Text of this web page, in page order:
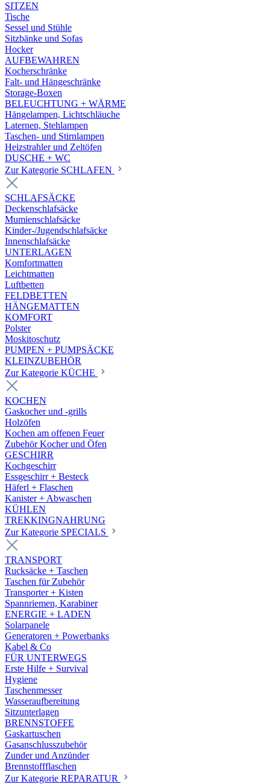
SITZEN
Tische
Sessel und Stühle
Sitzbänke und Sofas
Hocker
AUFBEWAHREN
Kocherschränke
Falt- und Hängeschränke
Storage-Boxen
BELEUCHTUNG + WÄRME
Hängelampen, Lichtschläuche
Laternen, Stehlampen
Taschen- und Stirnlampen
Heizstrahler und Zeltöfen
DUSCHE + WC
Zur Kategorie SCHLAFEN
SCHLAFSÄCKE
Deckenschlafsäcke
Mumienschlafsäcke
Kinder-/Jugendschlafsäcke
Innenschlafsäcke
UNTERLAGEN
Komfortmatten
Leichtmatten
Luftbetten
FELDBETTEN
HÄNGEMATTEN
KOMFORT
Polster
Moskitoschutz
PUMPEN + PUMPSÄCKE
KLEINZUBEHÖR
Zur Kategorie KÜCHE
KOCHEN
Gaskocher und -grills
Holzöfen
Kochen am offenen Feuer
Zubehör Kocher und Öfen
GESCHIRR
Kochgeschirr
Essgeschirr + Besteck
Häferl + Flaschen
Kanister + Abwaschen
KÜHLEN
TREKKINGNAHRUNG
Zur Kategorie SPECIALS
TRANSPORT
Rucksäcke + Taschen
Taschen für Zubehör
Transporter + Kisten
Spannriemen, Karabiner
ENERGIE + LADEN
Solarpanele
Generatoren + Powerbanks
Kabel & Co
FÜR UNTERWEGS
Erste Hilfe + Survival
Hygiene
Taschenmesser
Wasseraufbereitung
Sitzunterlagen
BRENNSTOFFE
Gaskartuschen
Gasanschlusszubehör
Zunder und Anzünder
Brennstoffflaschen
Zur Kategorie REPARATUR